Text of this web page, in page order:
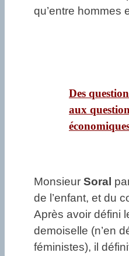
qu’entre hommes
Des
aux
Monsieur Soral
de l’enfant, et du
Après avoir défini
demoiselle (n’en
féministes), il